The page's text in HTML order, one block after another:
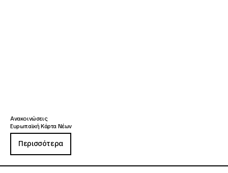
Ανακοινώσεις
Ευρωπαϊκή Κάρτα Νέων
Περισσότερα